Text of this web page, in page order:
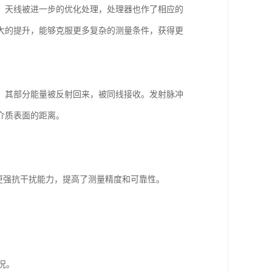
天线被进一步的优化处理，处理器也作了相应的
提升，能够克服更多复杂的测量条件，获得更
部分能量被反射回来，被同线接收。发射脉冲
表面的距离。
抗干扰能力，提高了测量精度和可靠性。
。